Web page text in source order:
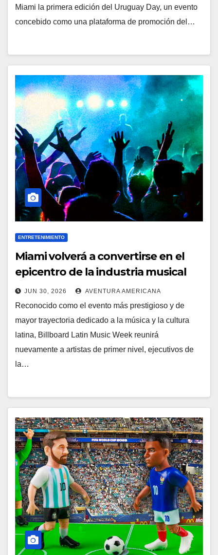
Miami la primera edición del Uruguay Day, un evento
concebido como una plataforma de promoción del…
ENTRETENIMIENTO
Miami volverá a convertirse en el
epicentro de la industria musical
latina con el regreso de Billboard
Latin Music Week
JUN 30, 2026 AVENTURA AMERICANA
Reconocido como el evento más prestigioso y de
mayor trayectoria dedicado a la música y la cultura
latina, Billboard Latin Music Week reunirá
nuevamente a artistas de primer nivel, ejecutivos de
la…